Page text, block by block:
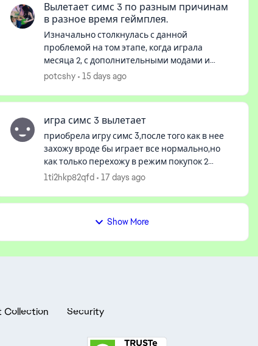
Вылетает симс 3 по разным причинам
в разное время геймплея.
Изначально столкнулась с данной
проблемой на том этапе, когда играла
месяца 2, с дополнительными модами и
загрузками, с уже по сто раз сохранёнными
не понимаю...
potcshy 15 days ago
игра симс 3 вылетает
приобрела игру симс 3,после того как в нее
захожу вроде бы играет все нормально,но
как только перехожу в режим покупок 2
минуты и сразу вылетает даже не кспеваю
1ti2hkp82qfd 17 days ago
Show More
Collection Security